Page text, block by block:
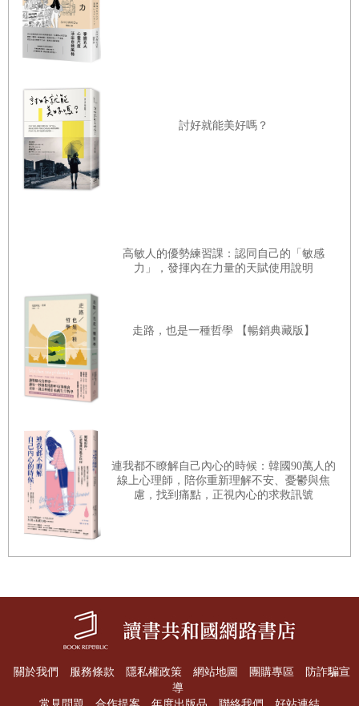
做一個享受獨處的人
在獨處中潛心修煉，為夢想努力
行使我們的「不知情權」
重點輕複習
●第八章 能力是一，人脈是零：提升你的內在力量
讓自己成為優秀的人，而不是忙著社交的人
提升溝通力：高效溝通，才能高效社交
提升發展力：不斷學習新知識，才能刷新朋友圈
提升自律力：讓自己成為「最想成為的人」
提升格局，做個擁有高人格的人
重點輕複習
●後 記
●附 錄：減輕社交負擔的三十三個有效方法
故事，那是他第一次出遠門，也是第一次離開生活許久
的群體。在火車上，他獲得從未有過的體驗，並感受到
自由。
這兩個小時成了我人生的新開端，從此以後，我每天都
會有計畫地「失聯」，主動創造「獨處時空」，尋找自
我。這期間不接觸、不聯繫任何人，與社交活動「絕
緣」。我開始減輕自己的社交負擔，改變過去的社交模
式。
加大型娛樂活動。這樣的節日安排，與其說是度假，不
假期成為我和家人團聚的日子。我關掉手機，然後盡情
地安排真正想做的事：提升自己。我把在休假期間做
「大家都在做的事」變成做「我自己喜歡的事」。
第二步，拒絕大部分的邀約。
還有更重要的事情。」拒絕是一種高明的社交技巧，比
接受更重要。為了從不必要的應酬中，奪回屬於自己的
時間，我們必須馬上拒絕，如果露出絲毫「考慮一下」
的態度，最後終究避免不了接受邀請，如果接受後再拒
絕的話，勢必影響你和對方的關係。
第三步，戒除每天確認和回覆郵件，及任何社交工具的
任何一條資訊。每條新資訊我都會閱讀，哪怕是無關緊
要的垃圾訊息。這耗費我大量的時間，還讓我的注意力
定的時間點處理外界資訊，對工作郵件和其他訊息，都
討好就能美好嗎？
高敏人的優勢練習課：認同自己的「敏感
力」，發揮內在力量的天賦使用說明
走路，也是一種哲學 【暢銷典藏版】
連我都不瞭解自己內心的時候：韓國90萬人的
線上心理師，陪你重新理解不安、憂鬱與焦
慮，找到痛點，正視內心的求救訊號
關於我們 服務條款 隱私權政策 網站地圖 團購專區
防詐騙宣
導